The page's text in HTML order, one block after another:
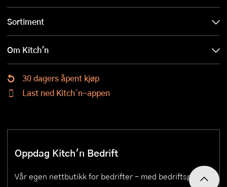
Sortiment
Om Kitch'n
30 dagers åpent kjøp
Last ned Kitch´n-appen
Oppdag Kitch'n Bedrift
Vår egen nettbutikk for bedrifter – med bedriftspriser,